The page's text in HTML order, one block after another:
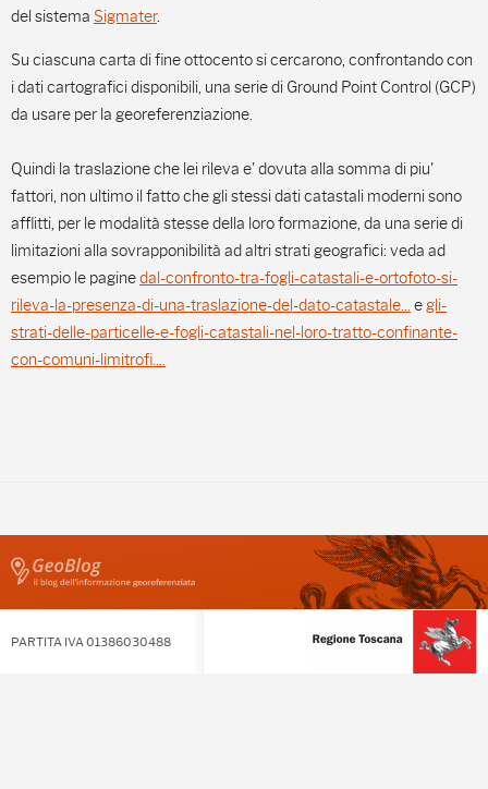
del sistema Sigmater.
Su ciascuna carta di fine ottocento si cercarono, confrontando con
i dati cartografici disponibili, una serie di Ground Point Control (GCP)
da usare per la georeferenziazione.
Quindi la traslazione che lei rileva e' dovuta alla somma di piu'
fattori, non ultimo il fatto che gli stessi dati catastali moderni sono
afflitti, per le modalità stesse della loro formazione, da una serie di
limitazioni alla sovrapponibilità ad altri strati geografici: veda ad
esempio le paginedal-confronto-tra-fogli-catastali-e-ortofoto-si-
rileva-la-presenza-di-una-traslazione-del-dato-catastale... egli-
strati-delle-particelle-e-fogli-catastali-nel-loro-tratto-confinante-
con-comuni-limitrofi....
PARTITA IVA 01386030488